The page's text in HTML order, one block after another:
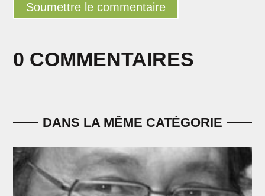
0 COMMENTAIRES
Soumettre le commentaire
DANS LA MÊME CATÉGORIE